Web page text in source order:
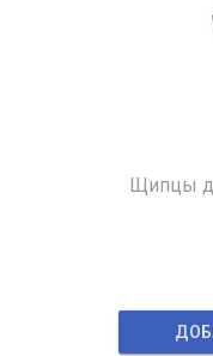
Щипцы